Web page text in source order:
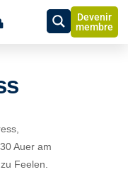
Devenir
membre
Auer am
Feelen.